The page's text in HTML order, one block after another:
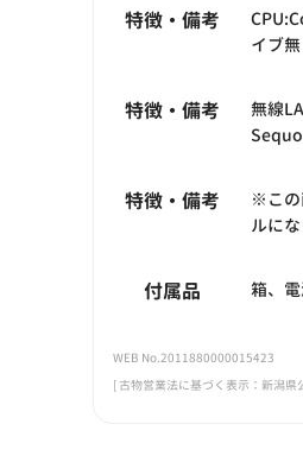
特徴・備考
イブ
特徴・備考
無線
特徴・備考
※この
ルにな
付属品 箱、
WEB No.2011880000015423
[ 古物営業法に基づく表示：新潟